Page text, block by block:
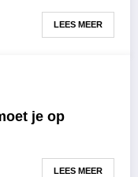
LEES MEER
je op
LEES MEER